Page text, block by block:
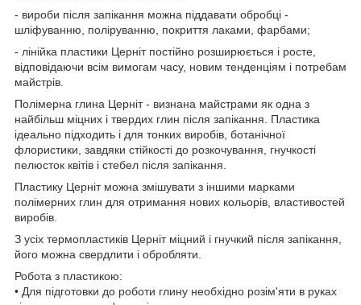
- вироби після запікання можна піддавати обробці -
шліфуванню, поліруванню, покриття лаками, фарбами;
- лінійка пластики Церніт постійно розширюється і росте,
відповідаючи всім вимогам часу, новим тенденціям і потребам
майстрів.
Полімерна глина Церніт - визнана майстрами як одна з
найбільш міцних і твердих глин після запікання. Пластика
ідеально підходить і для тонких виробів, ботанічної
флористики, завдяки стійкості до розкочування, гнучкості
пелюсток квітів і стебел після запікання.
Пластику Церніт можна змішувати з іншими марками
полімерних глин для отримання нових кольорів, властивостей
виробів.
З усіх термопластиків Церніт міцний і гнучкий після запікання,
його можна свердлити і обробляти.
Робота з пластикою:
• Для підготовки до роботи глину необхідно розім'яти в руках